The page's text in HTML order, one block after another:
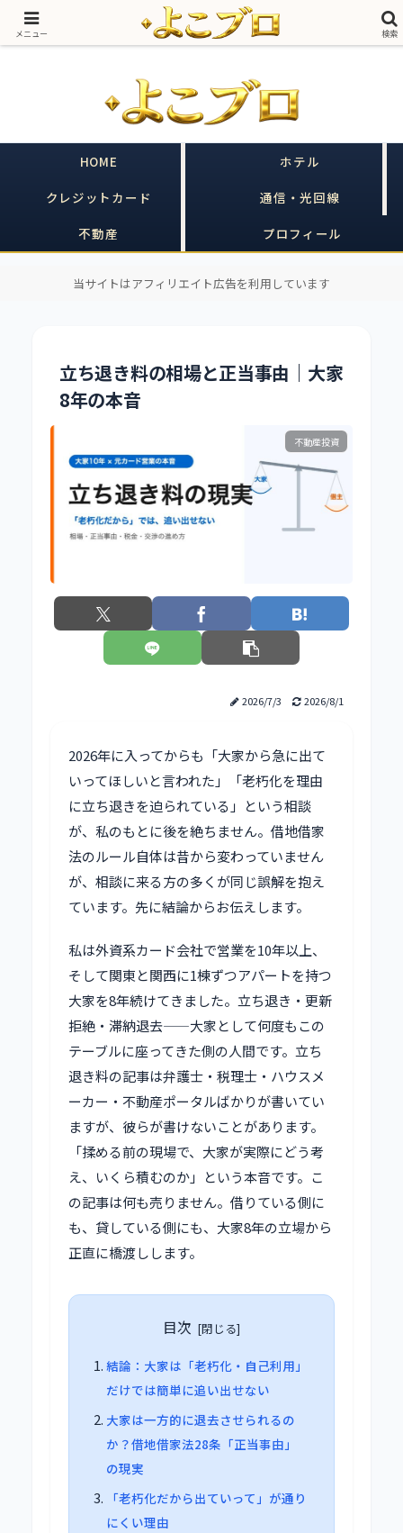
売る側に20年いた私が、買う側のあなたの味方をする｜ヒルトン×クレカ×不
動産
HOME
ホテル
クレジットカード
通信・光回線
不動産
プロフィール
当サイトはアフィリエイト広告を利用しています
立ち退き料の相場と正当事由｜大家
8年の本音
不動産投資
2026/7/3 2026/8/1
2026年に入ってからも「大家から急に出て
いってほしいと言われた」「老朽化を理由
に立ち退きを迫られている」という相談
が、私のもとに後を絶ちません。借地借家
法のルール自体は昔から変わっていません
が、相談に来る方の多くが同じ誤解を抱え
ています。先に結論からお伝えします。
私は外資系カード会社で営業を10年以上、
そして関東と関西に1棟ずつアパートを持つ
大家を8年続けてきました。立ち退き・更新
拒絶・滞納退去——大家として何度もこの
テーブルに座ってきた側の人間です。立ち
退き料の記事は弁護士・税理士・ハウスメ
ーカー・不動産ポータルばかりが書いてい
ますが、彼らが書けないことがあります。
「揉める前の現場で、大家が実際にどう考
え、いくら積むのか」という本音です。こ
の記事は何も売りません。借りている側に
も、貸している側にも、大家8年の立場から
正直に橋渡しします。
目次
結論：大家は「老朽化・自己利用」
だけでは簡単に追い出せない
大家は一方的に退去させられるの
か？借地借家法28条「正当事由」
の現実
「老朽化だから出ていって」が通り
にくい理由
メニュー 検索